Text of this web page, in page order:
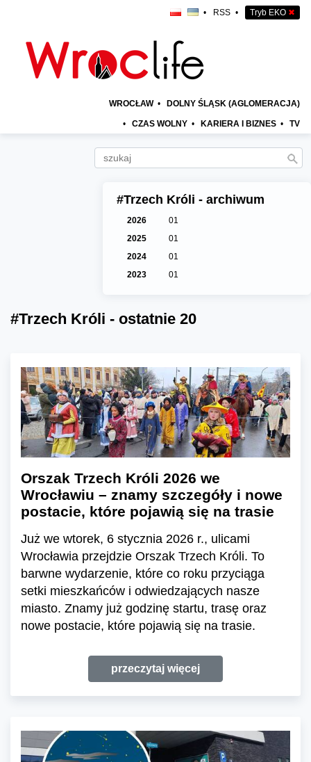
• RSS • Tryb EKO ✖
WROCŁAW • DOLNY ŚLĄSK (AGLOMERACJA)
• CZAS WOLNY • KARIERA I BIZNES • TV
#Trzech Króli - archiwum
2026
01
2025
01
2024
01
2023
01
#Trzech Króli - ostatnie 20
Orszak Trzech Króli 2026 we
Wrocławiu – znamy szczegóły i nowe
postacie, które pojawią się na trasie
Już we wtorek, 6 stycznia 2026 r., ulicami
Wrocławia przejdzie Orszak Trzech Króli. To
barwne wydarzenie, które co roku przyciąga
setki mieszkańców i odwiedzających nasze
miasto. Znamy już godzinę startu, trasę oraz
nowe postacie, które pojawią się na trasie.
przeczytaj więcej